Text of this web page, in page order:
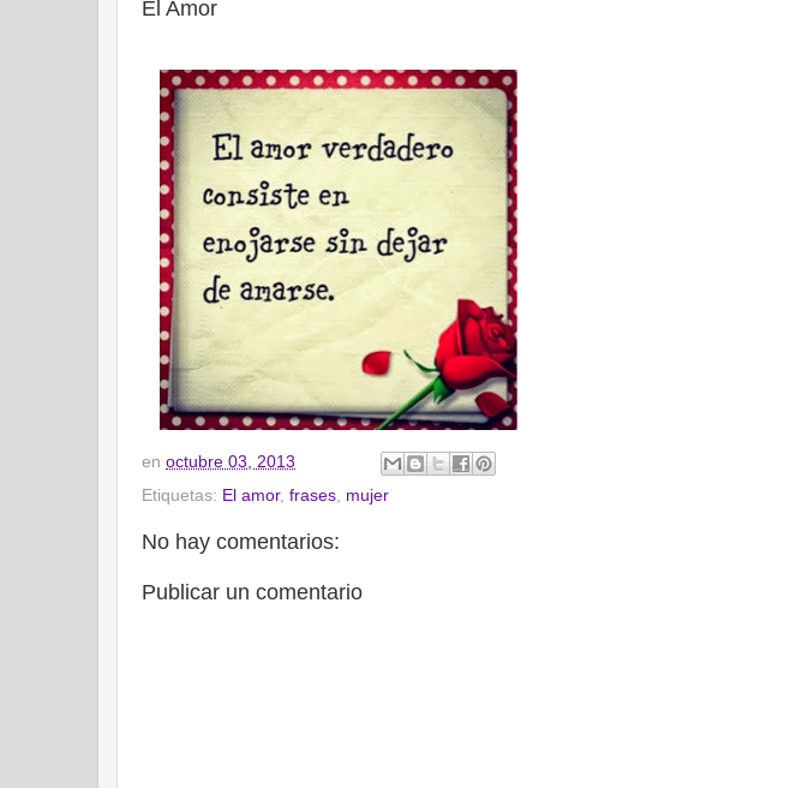
El Amor
en octubre 03, 2013
Etiquetas: El amor, frases, mujer
No hay comentarios:
Publicar un comentario